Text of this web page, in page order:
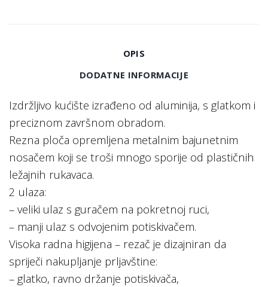
OPIS
DODATNE INFORMACIJE
Izdržljivo kućište izrađeno od aluminija, s glatkom i
preciznom završnom obradom.
Rezna ploča opremljena metalnim bajunetnim
nosačem koji se troši mnogo sporije od plastičnih
ležajnih rukavaca.
2 ulaza:
– veliki ulaz s guračem na pokretnoj ruci,
– manji ulaz s odvojenim potiskivačem.
Visoka radna higijena – rezač je dizajniran da
spriječi nakupljanje prljavštine:
– glatko, ravno držanje potiskivača,